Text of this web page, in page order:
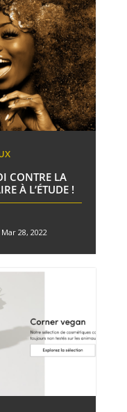
CONTRE LA
À L’ÉTUDE !
Mar 28, 2022